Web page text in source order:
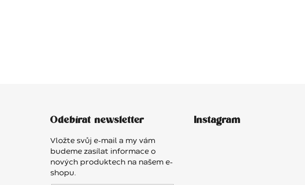
Odebírat newsletter
Vložte svůj e-mail a my vám
budeme zasílat informace o
nových produktech na našem e-
shopu.
Instagram